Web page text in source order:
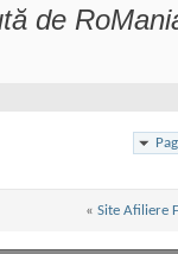
de
« Site Afiliere